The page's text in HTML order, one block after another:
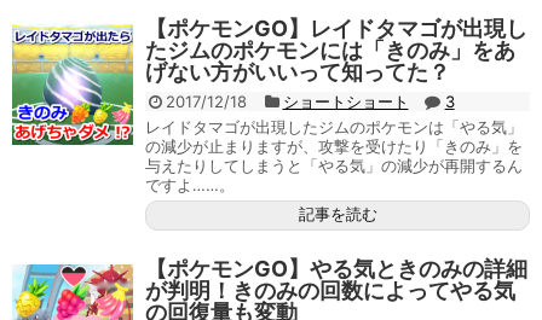
【ポケモンGO】レイドタマゴが出現し
たジムのポケモンには「きのみ」をあ
げない方がいいって知ってた？
2017/12/18 ショートショート
3
レイドタマゴが出現したジムのポケモンは「やる気」
の減少が止まりますが、攻撃を受けたり「きのみ」を
与えたりしてしまうと「やる気」の減少が再開するん
ですよ……。
記事を読む
【ポケモンGO】やる気ときのみの詳細
が判明！きのみの回数によってやる気
の回復量も変動